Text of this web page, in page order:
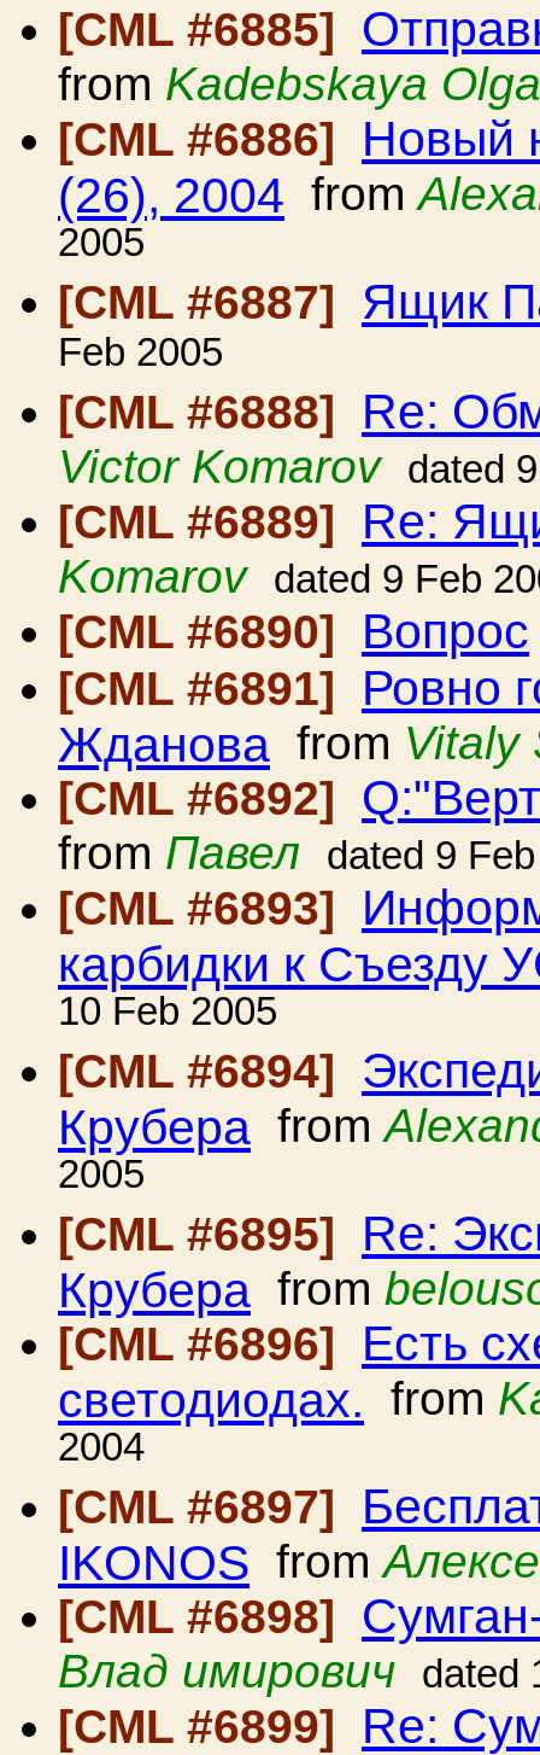
[CML #6885]
from Kadebskaya Olga
[CML #6886]
Новый
(26), 2004 from
2005
[CML #6887]
Ящик
Feb 2005
[CML #6888]
Re:
Victor Komarov dated
[CML #6889] Re:
Komarov dated 9 Feb
[CML #6890] Вопрос
[CML #6891]
Ровно
Жданова from Vitaly
[CML #6892]
from Павел dated 9
[CML #6893]
карбидки к Съезду
10 Feb 2005
[CML #6894]
Крубера from
2005
[CML #6895]
Re:
Крубера from
[CML #6896]
Есть
светодиодах. from
2004
[CML #6897]
IKONOS from
[CML #6898]
Влад имирович dated
[CML #6899] Re: